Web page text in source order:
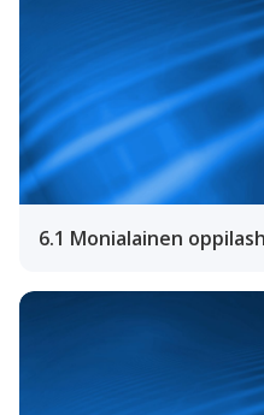
6.1 Monialainen